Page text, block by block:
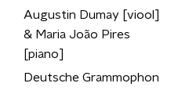
Augustin Dumay [viool]
& Maria João Pires
[piano]
Deutsche Grammophon